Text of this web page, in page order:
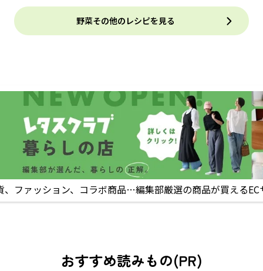
野菜その他のレシピを見る
、ファッション、コラボ商品…編集部厳選の商品が買えるEC
おすすめ読みもの(PR)